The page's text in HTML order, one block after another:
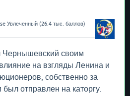
Увлеченный (26.4 тыс. баллов)
Чернышевский своим
на взгляды Ленина и
собственно за
отправлен на каторгу.